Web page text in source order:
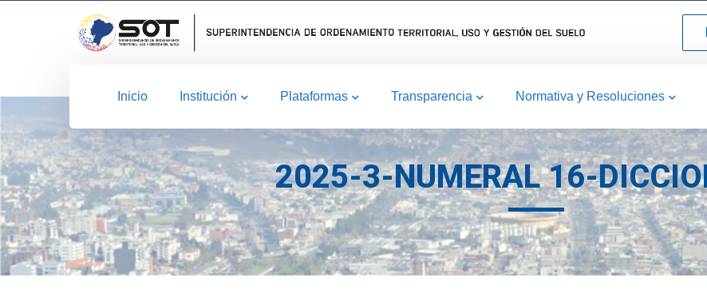
Inicio Institución Plataformas Transparencia Normativa y Resoluciones
2025-3-NUMERAL 16-